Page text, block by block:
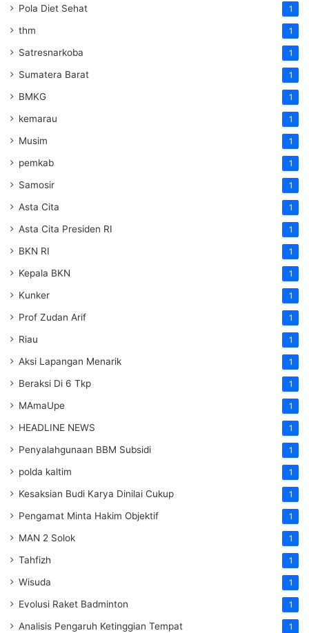
Pola Diet Sehat 1
thm 1
Satresnarkoba 1
Sumatera Barat 1
BMKG 1
kemarau 1
Musim 1
pemkab 1
Samosir 1
Asta Cita 1
Asta Cita Presiden RI 1
BKN RI 1
Kepala BKN 1
Kunker 1
Prof Zudan Arif 1
Riau 1
Aksi Lapangan Menarik 1
Beraksi Di 6 Tkp 1
MAmaUpe 1
HEADLINE NEWS 1
Penyalahgunaan BBM Subsidi 1
polda kaltim 1
Kesaksian Budi Karya Dinilai Cukup 1
Pengamat Minta Hakim Objektif 1
MAN 2 Solok 1
Tahfizh 1
Wisuda 1
Evolusi Raket Badminton 1
Analisis Pengaruh Ketinggian Tempat 1